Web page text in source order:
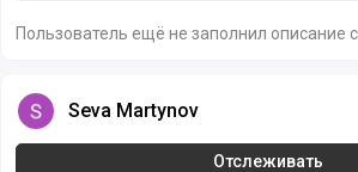
Пользователь ещё не заполнил описание
Seva Martynov
Seva Martynov
Отслеживать